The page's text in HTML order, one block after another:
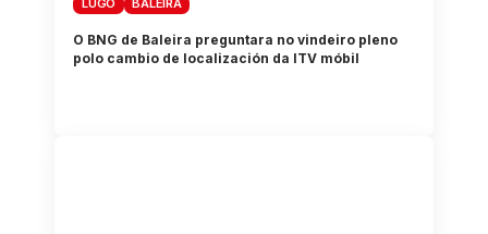
LUGO BALEIRA
O BNG de Baleira preguntara no vindeiro pleno
polo cambio de localización da ITV móbil